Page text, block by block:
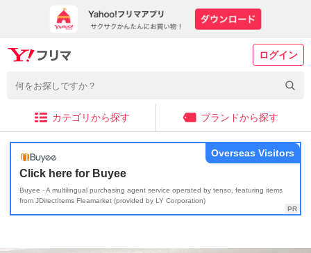
ログイン
カテゴリから探す ブランドから探す
Click here for Buyee
Buyee - A multilingual purchasing agent service operated by tenso, featuring items
from JDirectItems Fleamarket (provided by LY Corporation)
Overseas Visitors